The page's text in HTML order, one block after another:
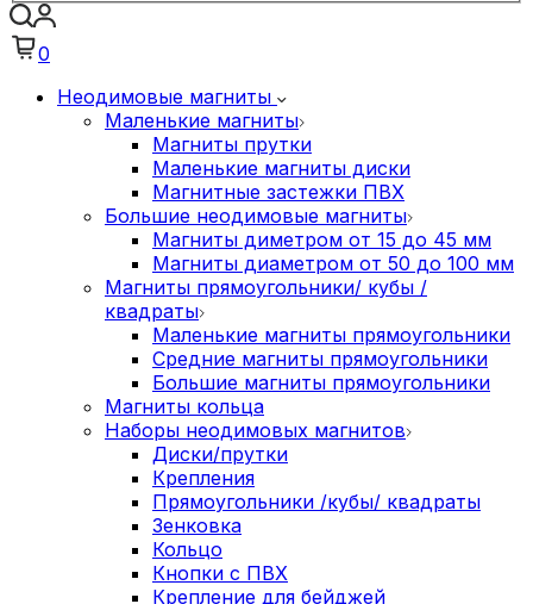
0
Неодимовые магниты
Маленькие магниты
Магниты прутки
Маленькие магниты диски
Магнитные застежки ПВХ
Большие неодимовые магниты
Магниты диметром от 15 до 45 мм
Магниты диаметром от 50 до 100 мм
Магниты прямоугольники/ кубы /
квадраты
Маленькие магниты прямоугольники
Средние магниты прямоугольники
Большие магниты прямоугольники
Магниты кольца
Наборы неодимовых магнитов
Диски/прутки
Крепления
Прямоугольники /кубы/ квадраты
Зенковка
Кольцо
Кнопки с ПВХ
Крепление для бейджей